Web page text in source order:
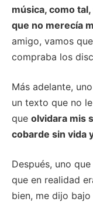
música, como
que no merecía
amigo, vamos
compraba los
Más adelante,
un texto que no
que olvidara mis
cobarde sin vida
Después, uno
que en realidad
bien, me dijo